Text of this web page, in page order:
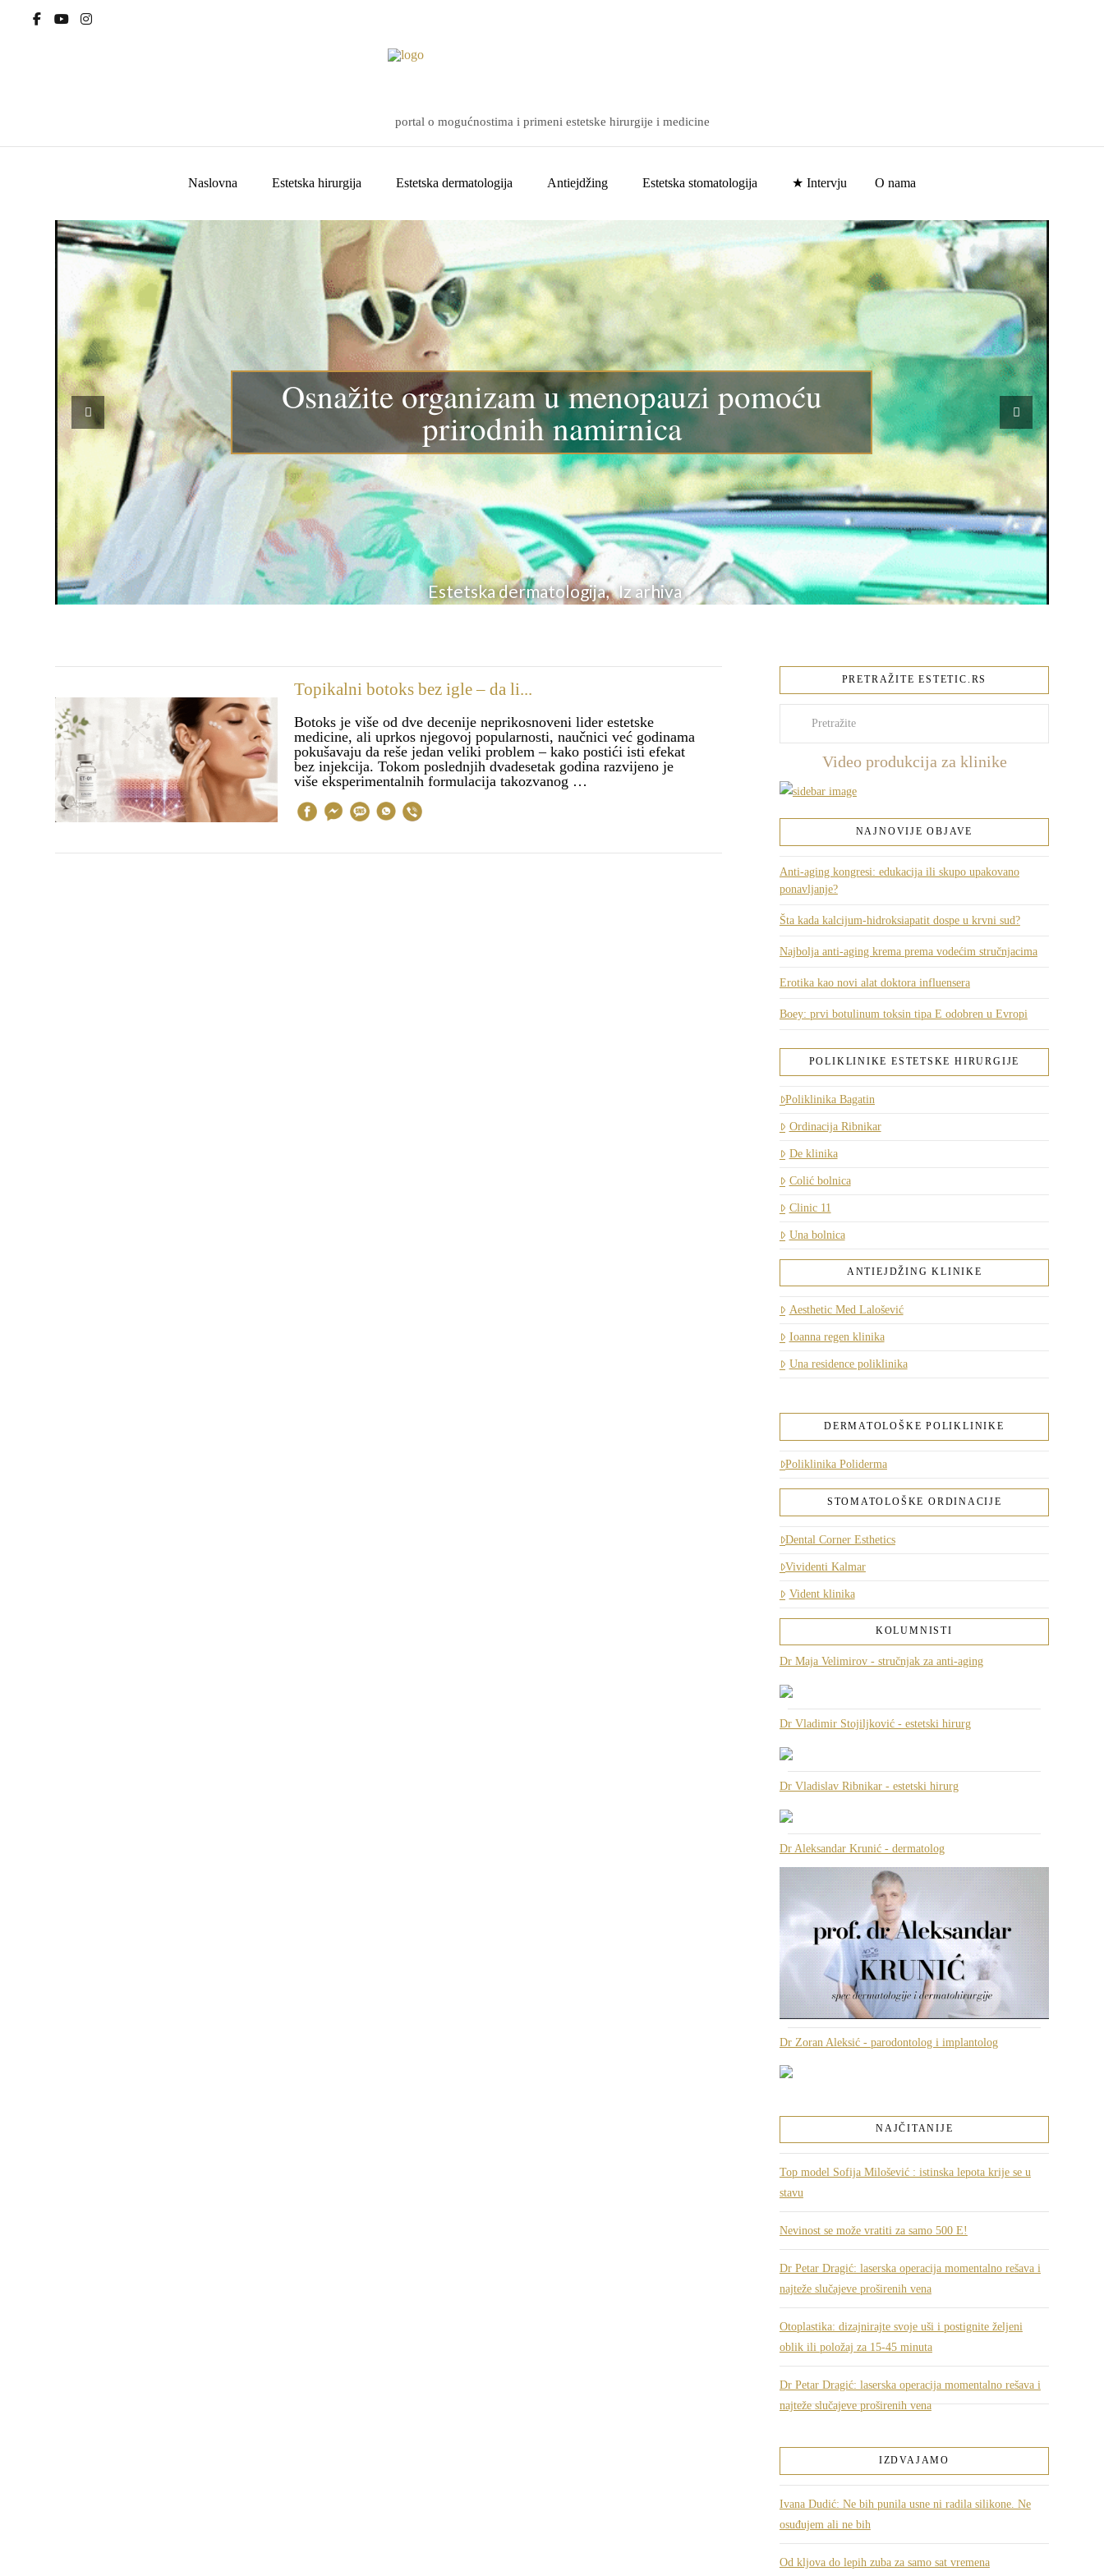
portal o mogućnostima i primeni estetske hirurgije i medicine
Naslovna Estetska hirurgija Estetska dermatologija Antiejdžing Estetska stomatologija ★ Intervju O nama
Osnažite organizam u menopauzi pomoću
prirodnih namirnica
Estetska dermatologija, Iz arhiva
Topikalni botoks bez igle – da li...
Botoks je više od dve decenije neprikosnoveni lider estetske
medicine, ali uprkos njegovoj popularnosti, naučnici već godinama
pokušavaju da reše jedan veliki problem – kako postići isti efekat
bez injekcija. Tokom poslednjih dvadesetak godina razvijeno je
više eksperimentalnih formulacija takozvanog …
PRETRAŽITE ESTETIC.RS
Video produkcija za klinike
NAJNOVIJE OBJAVE
Anti-aging kongresi: edukacija ili skupo upakovano
ponavljanje?
Šta kada kalcijum-hidroksiapatit dospe u krvni sud?
Najbolja anti-aging krema prema vodećim stručnjacima
Erotika kao novi alat doktora influensera
Boey: prvi botulinum toksin tipa E odobren u Evropi
POLIKLINIKE ESTETSKE HIRURGIJE
Poliklinika Bagatin
Ordinacija Ribnikar
De klinika
Colić bolnica
Clinic 11
Una bolnica
ANTIEJDŽING KLINIKE
Aesthetic Med Lalošević
Ioanna regen klinika
Una residence poliklinika
DERMATOLOŠKE POLIKLINIKE
Poliklinika Poliderma
STOMATOLOŠKE ORDINACIJE
Dental Corner Esthetics
Vividenti Kalmar
Vident klinika
KOLUMNISTI
Dr Maja Velimirov - stručnjak za anti-aging
Dr Vladimir Stojiljković - estetski hirurg
Dr Vladislav Ribnikar - estetski hirurg
Dr Aleksandar Krunić - dermatolog
Dr Zoran Aleksić - parodontolog i implantolog
NAJČITANIJE
Top model Sofija Milošević : istinska lepota krije se u
stavu
Nevinost se može vratiti za samo 500 E!
Dr Petar Dragić: laserska operacija momentalno rešava i
najteže slučajeve proširenih vena
Otoplastika: dizajnirajte svoje uši i postignite željeni
oblik ili položaj za 15-45 minuta
Dr Petar Dragić: laserska operacija momentalno rešava i
najteže slučajeve proširenih vena
IZDVAJAMO
Ivana Dudić: Ne bih punila usne ni radila silikone. Ne
osuđujem ali ne bih
Od kljova do lepih zuba za samo sat vremena